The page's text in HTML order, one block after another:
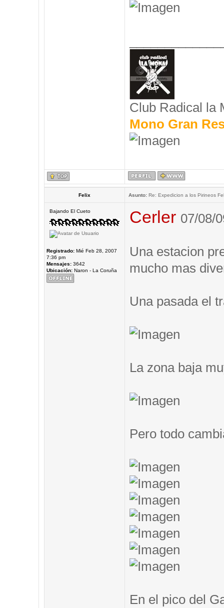
Club Radical la
Mono Gran
Felix Asunto:Re: Expedicion a los Pirineos
Bajando El Cueto
Registrado:Mié Feb 28, 2007
7:36 pm
Mensajes:3642
Ubicación:Naron - La Coruña
Cerler 07/08/
Una estacion
mucho mas
Una pasada el
La zona baja
Pero todo
En el pico del